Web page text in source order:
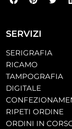
SERVIZI
SERIGRAFIA
RICAMO
TAMPOGRAFIA
DIGITALE
RIPETI ORDINE
ORDINI IN